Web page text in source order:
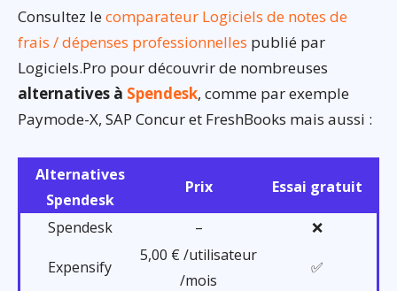
Consultez lecomparateur Logiciels de notes de
frais / dépenses professionnelles publié par
Logiciels.Pro pour découvrir de nombreuses
alternatives à Spendesk, comme par exemple
Paymode-X, SAP Concur et FreshBooks mais aussi :
Alternatives
Spendesk
Prix Essai gratuit
Spendesk – ❌
Expensify
5,00 € /utilisateur
/mois
✅